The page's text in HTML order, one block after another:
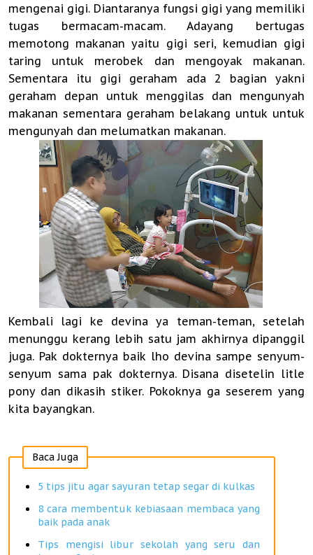
mengenai gigi. Diantaranya fungsi gigi yang memiliki
tugas bermacam-macam. Adayang bertugas
memotong makanan yaitu gigi seri, kemudian gigi
taring untuk merobek dan mengoyak makanan.
Sementara itu gigi geraham ada 2 bagian yakni
geraham depan untuk menggilas dan mengunyah
makanan sementara geraham belakang untuk untuk
mengunyah dan melumatkan makanan.
Kembali lagi ke devina ya teman-teman, setelah
menunggu kerang lebih satu jam akhirnya dipanggil
juga. Pak dokternya baik lho devina sampe senyum-
senyum sama pak dokternya. Disana disetelin litle
pony dan dikasih stiker. Pokoknya ga seserem yang
kita bayangkan.
Baca Juga
5 tips jitu agar sayuran tetap segar di kulkas
8 cara membentuk kebiasaan membaca yang
baik pada anak
Tips mengisi libur sekolah yang seru dan